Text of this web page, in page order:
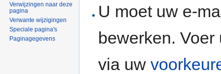
U moet uw e-
bewerken.
via uw
Verwijzingen naar deze
pagina
Verwante wijzigingen
Speciale pagina's
Paginagegevens